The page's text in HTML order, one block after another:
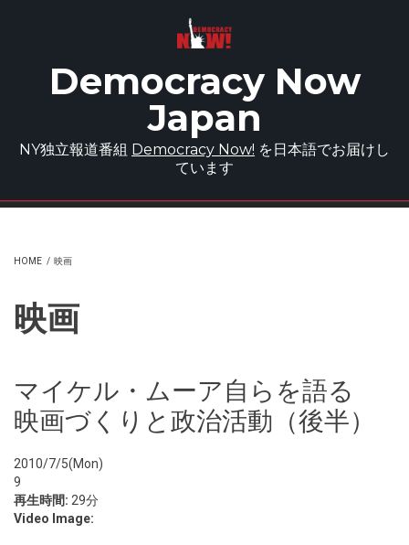
Democracy Now
Japan
NY独立報道番組 Democracy Now! を日本語でお届けし
ています
HOME / 映画
映画
マイケル・ムーア自らを語る
映画づくりと政治活動（後半）
2010/7/5(Mon)
9
再生時間: 29分
Video Image: